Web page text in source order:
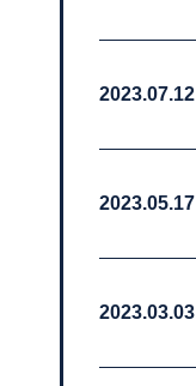
2023.07.12
2023.05.17
2023.03.03